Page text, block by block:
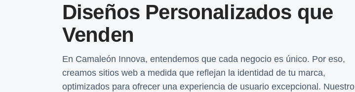
Diseños Personalizados que
Venden
En Camaleón Innova, entendemos que cada negocio es único. Por eso,
creamos sitios web a medida que reflejan la identidad de tu marca,
optimizados para ofrecer una experiencia de usuario excepcional. Nuestro